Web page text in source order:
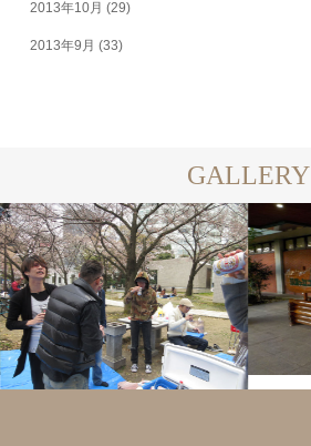
2013年10月 (29)
2013年9月 (33)
GALLERY